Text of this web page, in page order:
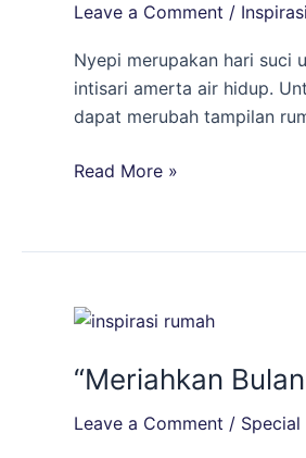
Leave a Comment /
Nyepi merupakan hari suci
intisari amerta air hidup.
dapat merubah tampilan
Nuansa
Bali
yang
Asri
Dalam
Hunian
Read More »
“Meriahkan
Leave a Comment /
“Meriahkan
Ramadhanmu:
ala